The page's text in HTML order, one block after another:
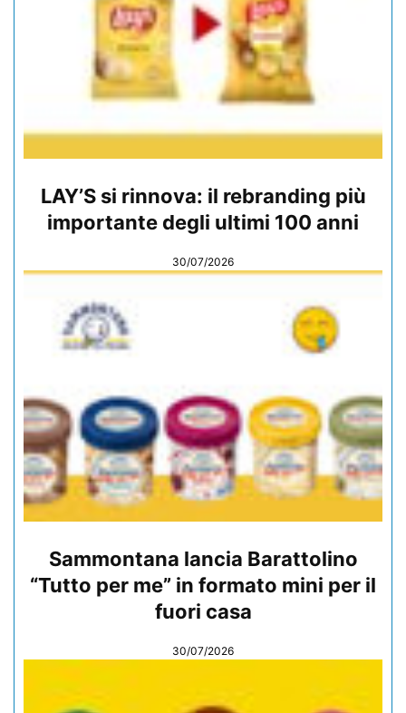
LAY’S si rinnova: il rebranding più
importante degli ultimi 100 anni
30/07/2026
Sammontana lancia Barattolino
“Tutto per me” in formato mini per il
fuori casa
30/07/2026